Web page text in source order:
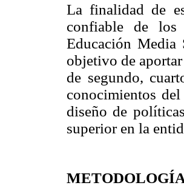
La finalidad de
confiable de los
Educación Media
objetivo de
de segundo,
conocimientos
diseño de
superior en la